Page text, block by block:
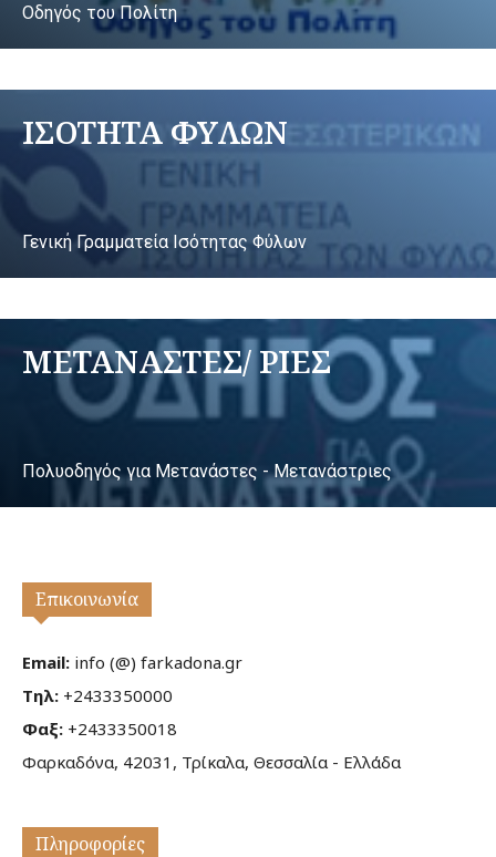
Οδηγός του Πολίτη
ΙΣΟΤΗΤΑ ΦΥΛΩΝ
Γενική Γραμματεία Ισότητας Φύλων
ΜΕΤΑΝΑΣΤΕΣ/ ΡΙΕΣ
Πολυοδηγός για Μετανάστες - Μετανάστριες
Επικοινωνία
Email: info (@) farkadona.gr
Τηλ: +2433350000
Φαξ: +2433350018
Φαρκαδόνα, 42031, Τρίκαλα, Θεσσαλία - Ελλάδα
Πληροφορίες